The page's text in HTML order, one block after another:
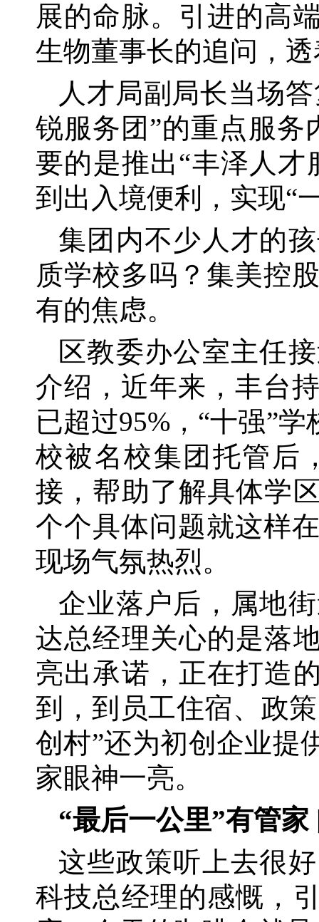
展的命脉。引进的高
生物董事长的追问，
人才局副局长当场
锐服务团”的重点服务
要的是推出“丰泽人
到出入境便利，实现“
集团内不少人才的
质学校多吗？集美控
有的焦虑。
区教委办公室主任
介绍，近年来，丰台
已超过95%，“十强”
校被名校集团托管后
接，帮助了解具体学
个个具体问题就这样
现场气氛热烈。
企业落户后，属地
达总经理关心的是落
亮出承诺，正在打造
到，到员工住宿、政
创村”还为初创企业提
家眼神一亮。
“最后一公里”有管
这些政策听上去很
科技总经理的感慨，